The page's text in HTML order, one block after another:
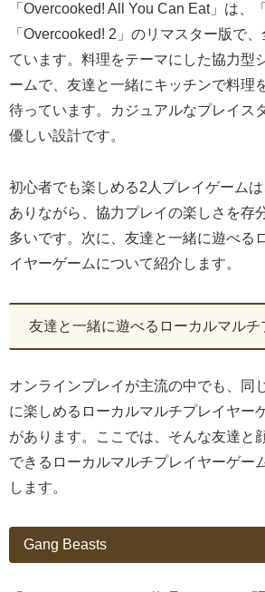
「Overcooked! All You Can Eat」は、
「Overcooked! 2」のリマスター版で
ています。料理をテーマにした協力型
ームで、友達と一緒にキッチンで料理
待っています。カジュアルなプレイス
優しい設計です。
初心者でも楽しめる2人プレイゲーム
ありながら、協力プレイの楽しさを存
多いです。次に、友達と一緒に遊べる
イヤーゲームについて紹介します。
友達と一緒に遊べるローカルマルチ
オンラインプレイが主流の中でも、同
に楽しめるローカルマルチプレイヤー
があります。ここでは、そんな友達と
できるローカルマルチプレイヤーゲー
します。
Gang Beasts